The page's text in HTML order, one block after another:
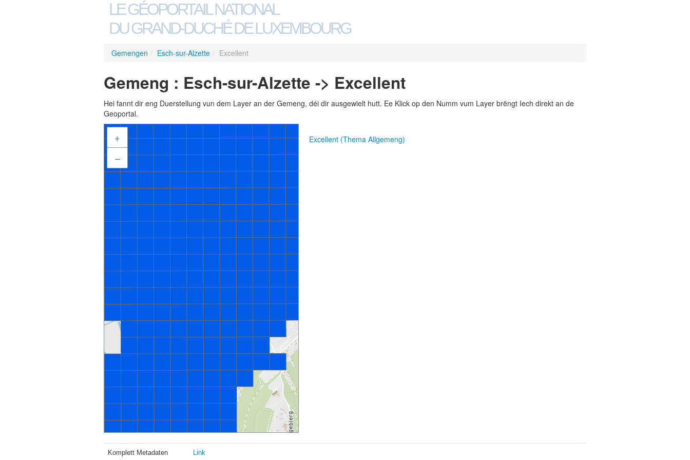
LE GÉOPORTAIL NATIONAL
DU GRAND-DUCHÉ DE LUXEMBOURG
Gemengen / Esch-sur-Alzette / Excellent
Gemeng : Esch-sur-Alzette -> Excellent
Hei fannt dir eng Duerstellung vun dem Layer an der Gemeng, déi dir ausgewielt hutt. Ee Klick op den Numm vum Layer brëngt Iech direkt an de
Geoportal.
+
–
Excellent (Thema Allgemeng)
Komplett Metadaten Link